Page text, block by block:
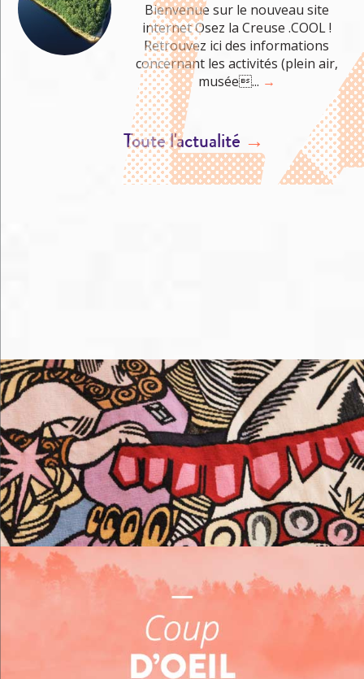
Bienvenue sur le nouveau site
internet Osez la Creuse .COOL !
Retrouvez ici des informations
concernant les activités (plein air,
musée... →
Toute l'actualité →
Me loger
Me restaurer